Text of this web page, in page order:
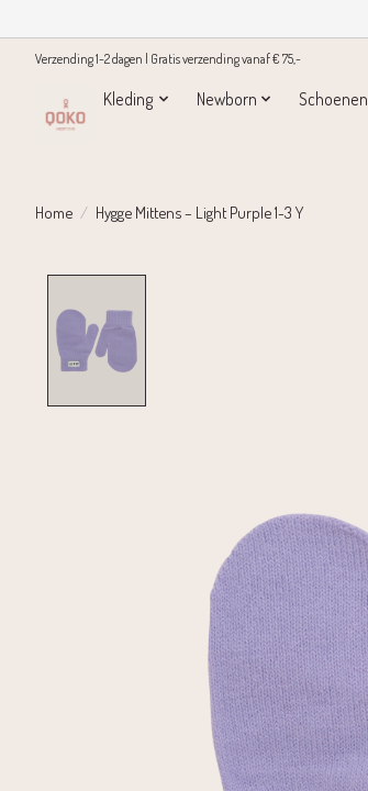
Verzending 1-2 dagen | Gratis verzending vanaf € 75,-
Kleding Newborn Schoenen
Home / Hygge Mittens – Light Purple 1-3 Y